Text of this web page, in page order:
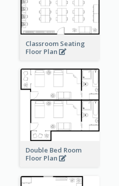
Classroom Seating
Floor Plan
Double Bed Room
Floor Plan